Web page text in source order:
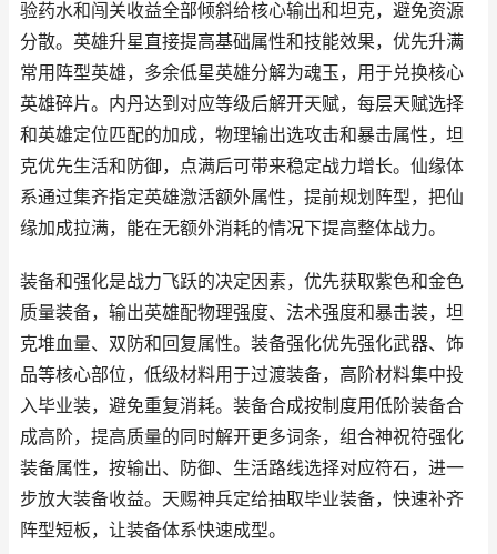
验药水和闯关收益全部倾斜给核心输出和坦克，避免资源
分散。英雄升星直接提高基础属性和技能效果，优先升满
常用阵型英雄，多余低星英雄分解为魂玉，用于兑换核心
英雄碎片。内丹达到对应等级后解开天赋，每层天赋选择
和英雄定位匹配的加成，物理输出选攻击和暴击属性，坦
克优先生活和防御，点满后可带来稳定战力增长。仙缘体
系通过集齐指定英雄激活额外属性，提前规划阵型，把仙
缘加成拉满，能在无额外消耗的情况下提高整体战力。
装备和强化是战力飞跃的决定因素，优先获取紫色和金色
质量装备，输出英雄配物理强度、法术强度和暴击装，坦
克堆血量、双防和回复属性。装备强化优先强化武器、饰
品等核心部位，低级材料用于过渡装备，高阶材料集中投
入毕业装，避免重复消耗。装备合成按制度用低阶装备合
成高阶，提高质量的同时解开更多词条，组合神祝符强化
装备属性，按输出、防御、生活路线选择对应符石，进一
步放大装备收益。天赐神兵定给抽取毕业装备，快速补齐
阵型短板，让装备体系快速成型。